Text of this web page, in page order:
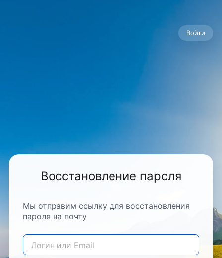
Войти
Восстановление пароля
Мы отправим ссылку для восстановления
пароля на почту